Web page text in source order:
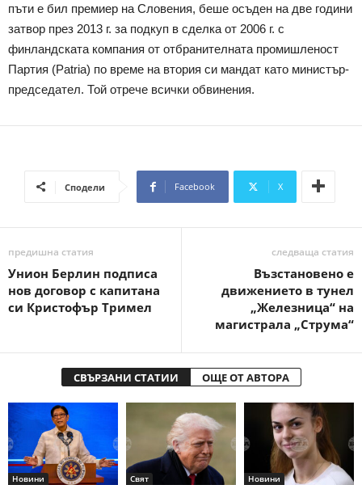
пъти е бил премиер на Словения, беше осъден на две години
затвор през 2013 г. за подкуп в сделка от 2006 г. с
финландската компания от отбранителната промишленост
Партия (Patria) по време на втория си мандат като министър-
председател. Той отрече всички обвинения.
Сподели Facebook X
предишна статия
Унион Берлин подписа
нов договор с капитана
си Кристофър Тримел
следваща статия
Възстановено е
движението в тунел
„Железница“ на
магистрала „Струма“
СВЪРЗАНИ СТАТИИ ОЩЕ ОТ АВТОРА
Новини Свят Новини